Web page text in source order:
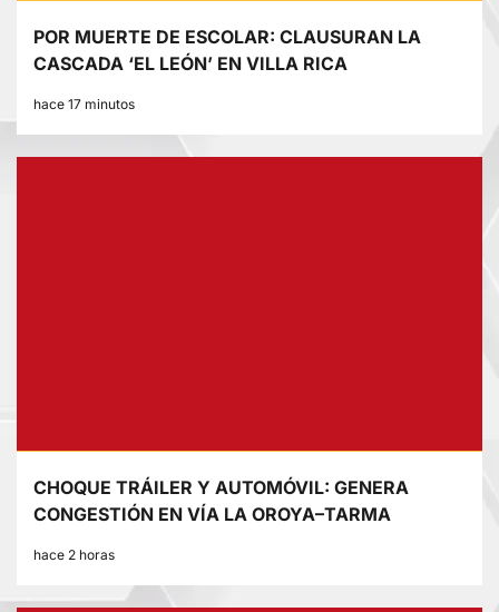
POR MUERTE DE ESCOLAR: CLAUSURAN LA
CASCADA ‘EL LEÓN’ EN VILLA RICA
hace 17 minutos
CHOQUE TRÁILER Y AUTOMÓVIL: GENERA
CONGESTIÓN EN VÍA LA OROYA–TARMA
hace 2 horas